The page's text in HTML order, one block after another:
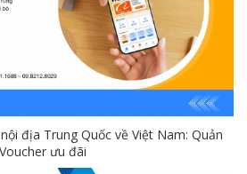
địa Trung Quốc về Việt Nam: Quản
ưu đãi